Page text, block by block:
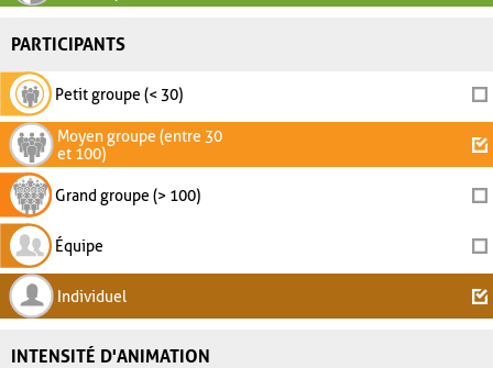
PARTICIPANTS
Petit groupe (< 30)
Moyen groupe (entre 30
et 100)
Grand groupe (> 100)
Équipe
Individuel
INTENSITÉ D'ANIMATION